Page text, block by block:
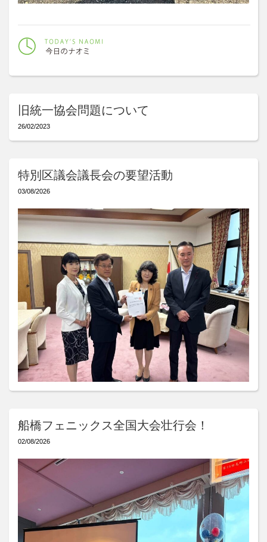
旧統一協会問題について
26/02/2023
特別区議会議長会の要望活動
03/08/2026
船橋フェニックス全国大会壮行会！
02/08/2026